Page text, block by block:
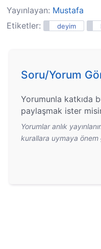
Yayınlayan: Mustafa
Etiketler:
deyim
Soru/Yorum
Yorumunla katkıda
paylaşmak ister
Yorumlar anlık
kurallara uymaya önem